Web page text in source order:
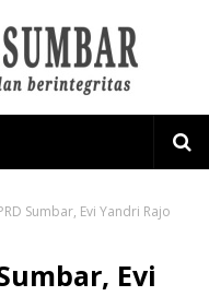
Sumbar, Evi Yandri Rajo
Evi